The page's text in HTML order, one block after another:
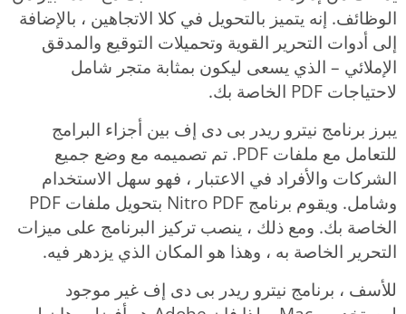
الوظائف. إنه يتميز بالتحويل في كلا الاتجاهين ، بالإضافة
إلى أدوات التحرير القوية وتحميلات التوقيع والمدقق
الإملائي – الذي يسعى ليكون بمثابة متجر شامل
لاحتياجات PDF الخاصة بك.
يبرز برنامج نيترو ريدر بى دى إف بين أجزاء البرامج
للتعامل مع ملفات PDF. تم تصميمه مع وضع جميع
الشركات والأفراد في الاعتبار ، فهو سهل الاستخدام
وشامل. ويقوم برنامج Nitro PDF بتحويل ملفات PDF
الخاصة بك. ومع ذلك ، ينصب تركيز البرنامج على ميزات
التحرير الخاصة به ، وهذا هو المكان الذي يزدهر فيه.
للأسف ، برنامج نيترو ريدر بى دى إف غير موجود